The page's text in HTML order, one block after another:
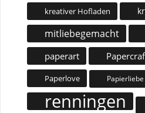
kreativer Hofladen
mitliebegemacht
paperart
Paperlove Papierliebe
renningen